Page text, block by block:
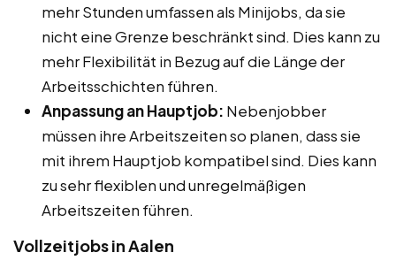
mehr Stunden umfassen als Minijobs, da sie
nicht eine Grenze beschränkt sind. Dies kann zu
mehr Flexibilität in Bezug auf die Länge der
Arbeitsschichten führen.
Anpassung an Hauptjob: Nebenjobber
müssen ihre Arbeitszeiten so planen, dass sie
mit ihrem Hauptjob kompatibel sind. Dies kann
zu sehr flexiblen und unregelmäßigen
Arbeitszeiten führen.
Vollzeitjobs in Aalen